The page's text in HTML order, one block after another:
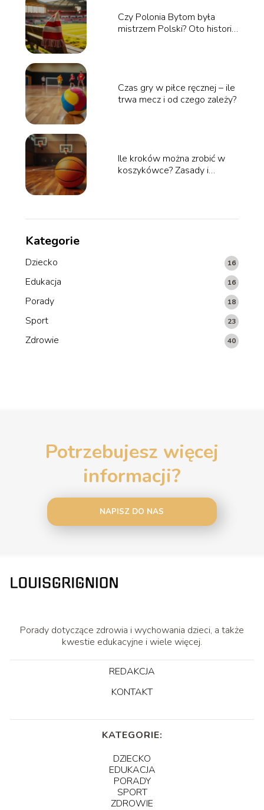
Czy Polonia Bytom była
mistrzem Polski? Oto historia
Czas gry w piłce ręcznej – ile
trwa mecz i od czego zależy?
Ile kroków można zrobić w
koszykówce? Zasady i
Kategorie
Dziecko 16
Edukacja 16
Porady 18
Sport 23
Zdrowie 40
Potrzebujesz więcej
informacji?
NAPISZ DO NAS
Porady dotyczące zdrowia i wychowania dzieci, a także
kwestie edukacyjne i wiele więcej.
REDAKCJA
KONTAKT
KATEGORIE:
DZIECKO
EDUKACJA
PORADY
SPORT
ZDROWIE